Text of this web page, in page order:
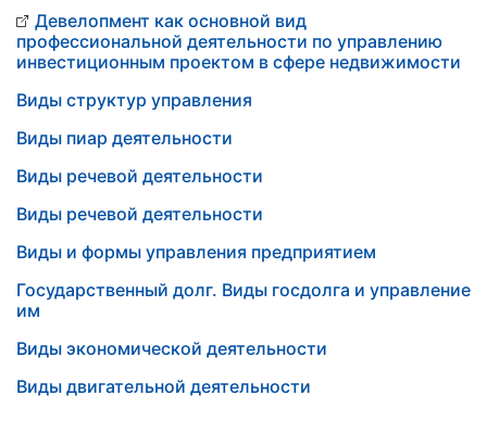
Девелопмент как основной вид
профессиональной деятельности по управлению
инвестиционным проектом в сфере недвижимости
Виды структур управления
Виды пиар деятельности
Виды речевой деятельности
Виды речевой деятельности
Виды и формы управления предприятием
Государственный долг. Виды госдолга и управление
им
Виды экономической деятельности
Виды двигательной деятельности